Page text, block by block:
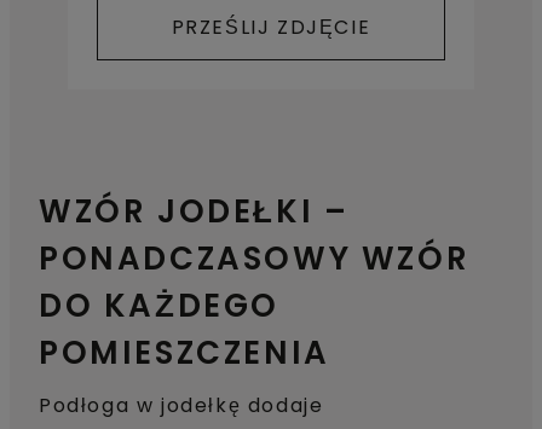
PRZEŚLIJ ZDJĘCIE
WZÓR JODEŁKI –
PONADCZASOWY WZÓR
DO KAŻDEGO
POMIESZCZENIA
Podłoga w jodełkę dodaje